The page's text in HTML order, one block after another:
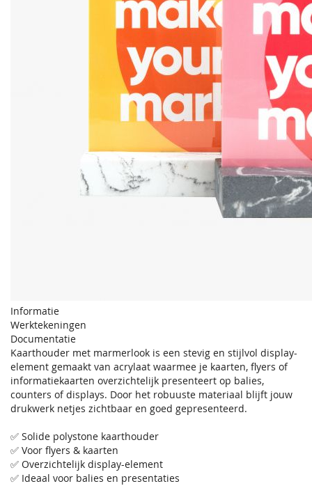
Informatie
Werktekeningen
Documentatie
Kaarthouder met marmerlook is een stevig en stijlvol display-
element gemaakt van acrylaat waarmee je kaarten, flyers of
informatiekaarten overzichtelijk presenteert op balies,
counters of displays. Door het robuuste materiaal blijft jouw
drukwerk netjes zichtbaar en goed gepresenteerd.
✅ Solide polystone kaarthouder
✅ Voor flyers & kaarten
✅ Overzichtelijk display-element
✅ Ideaal voor balies en presentaties